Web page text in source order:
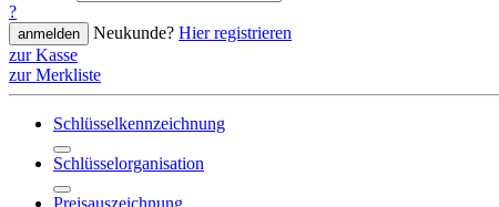
?
anmelden Neukunde? Hier registrieren
zur Kasse
zur Merkliste
Schlüsselkennzeichnung
Schlüsselorganisation
Preisauszeichnung